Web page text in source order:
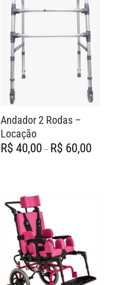
Andador 2 Rodas –
Locação
R$40,00 – R$60,00Faixa
de